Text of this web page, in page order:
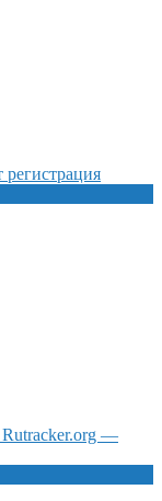
Rutracker.org —